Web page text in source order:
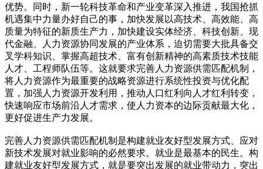
优势。同时，新一轮科技革命和产业变革深入推进，我国抢抓
机遇集中力量办好自己的事，加快发展以高技术、高效能、高
质量为特征的新质生产力，加快建设实体经济、科技创新、现
代金融、人力资源协同发展的产业体系，迫切需要大批具备交
叉学科知识、掌握高超技术、富有创新精神的高素质技术技能
人才、工程师队伍等。这就要求完善人力资源供需匹配机制，
将人力资源作为最重要的战略资源进行系统性投资与优化配
置，加强人力资源开发利用，推动人口红利向人才红利转变，
快速响应市场前沿人才需求，使人力资本的边际贡献最大化，
更好促进生产力发展。
完善人力资源供需匹配机制是构建就业友好型发展方式、应对
新技术发展对就业影响的必然要求。就业是最基本的民生。构
建就业友好型发展方式，就是要突出发展的就业带动力，突出